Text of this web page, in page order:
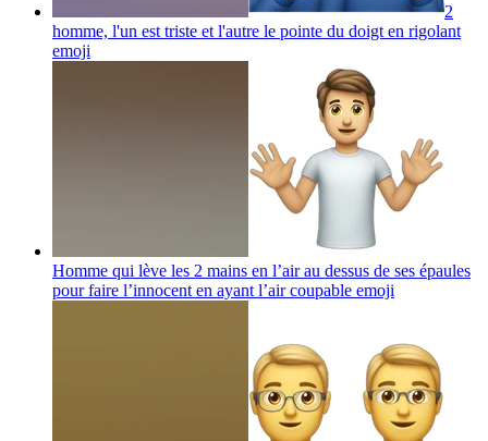
2
homme, l'un est triste et l'autre le pointe du doigt en rigolant
emoji
Homme qui lève les 2 mains en l’air au dessus de ses épaules
pour faire l’innocent en ayant l’air coupable emoji